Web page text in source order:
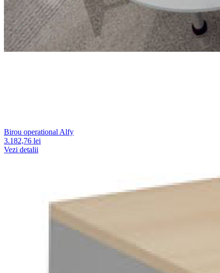
Birou operational Alfy
3.182,76 lei
Vezi detalii